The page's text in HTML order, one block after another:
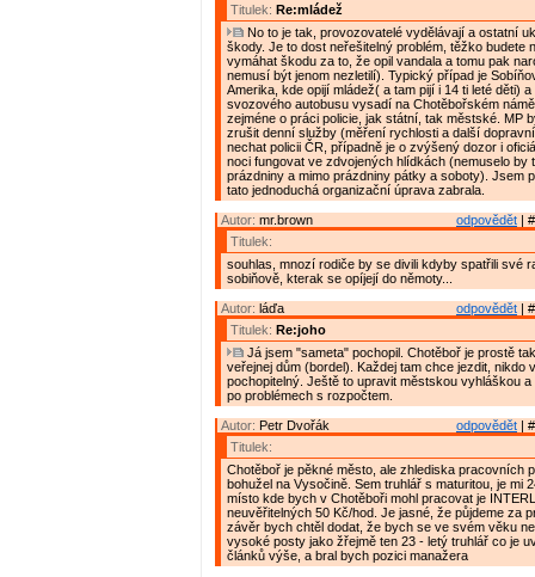
Titulek: Re:mládež
No to je tak, provozovatelé vydělávají a ostatní
škody. Je to dost neřešitelný problém, těžko budete
vymáhat škodu za to, že opil vandala a tomu pak
nemusí být jenom nezletilí). Typický případ je
Amerika, kde opijí mládež( a tam pijí i 14 ti leté děti)
svozového autobusu vysadí na Chotěbořském
zejméne o práci policie, jak státní, tak městské. MP
zrušit denní služby (měření rychlosti a další
nechat policii ČR, případně je o zvýšený dozor i
noci fungovat ve zdvojených hlídkách (nemuselo by
prázdniny a mimo prázdniny pátky a soboty). Jsem
tato jednoduchá organizační úprava zabrala.
odpovědět |
Autor: mr.brown
Titulek:
souhlas, mnozí rodiče by se divili kdyby spatřili své
sobiňově, kterak se opíjejí do němoty...
odpovědět |
Autor: láďa
Titulek: Re:joho
Já jsem "sameta" pochopil. Chotěboř je prostě
veřejnej dům (bordel). Každej tam chce jezdit, nikdo
pochopitelný. Ještě to upravit městskou vyhláškou a
po problémech s rozpočtem.
odpovědět |
Autor: Petr Dvořák
Titulek:
Chotěboř je pěkné město, ale zhlediska pracovních
bohužel na Vysočině. Sem truhlář s maturitou, je mi
místo kde bych v Chotěboři mohl pracovat je
neuvěřitelných 50 Kč/hod. Je jasné, že půjdeme za
závěr bych chtěl dodat, že bych se ve svém věku
vysoké posty jako žřejmě ten 23 - letý truhlář co je
článků výše, a bral bych pozici manažera